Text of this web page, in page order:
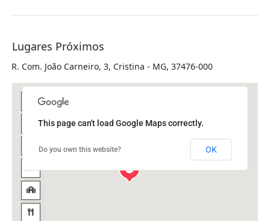
Lugares Próximos
R. Com. João Carneiro, 3, Cristina - MG, 37476-000
This page can't load Google Maps correctly.
Do you own this website? OK